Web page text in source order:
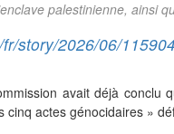
palestinienne, ainsi
story/2026/06/
avait déjà conclu
cinq actes génocidaires »